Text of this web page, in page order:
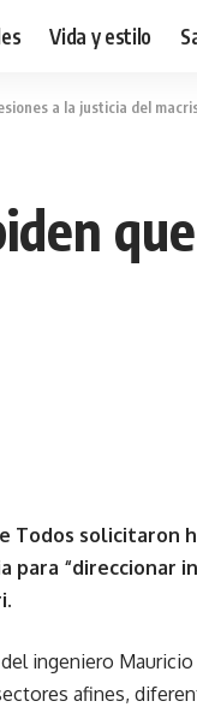
Vida y estilo
a la justicia del
Todos solicitaron
para “direccionar
ingeniero
afines,